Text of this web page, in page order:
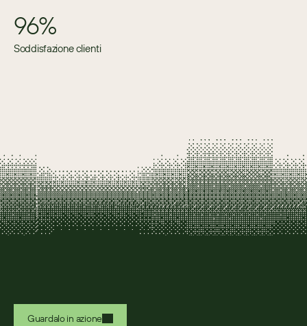
96%
Soddisfazione clienti
Guardalo in azione